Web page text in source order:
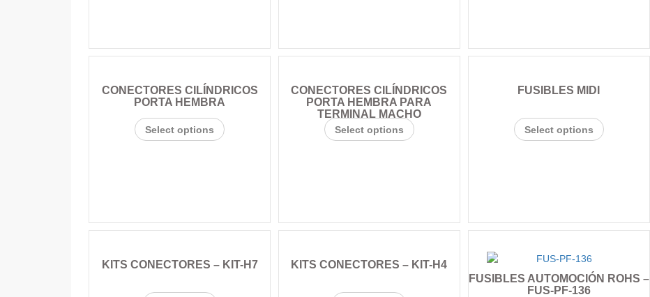
CONECTORES CILÍNDRICOS
PORTA HEMBRA
Select options
CONECTORES CILÍNDRICOS
PORTA HEMBRA PARA
TERMINAL MACHO
Select options
FUSIBLES MIDI
Select options
KITS CONECTORES – KIT-H7 KITS CONECTORES – KIT-H4
FUSIBLES AUTOMOCIÓN ROHS –
FUS-PF-136